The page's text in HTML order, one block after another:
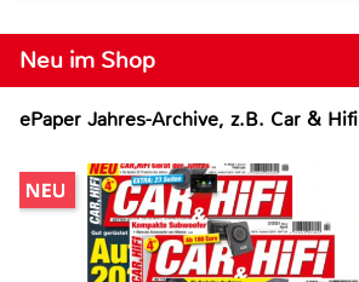
Neu im Shop
ePaper Jahres-Archive, z.B. Car & Hifi